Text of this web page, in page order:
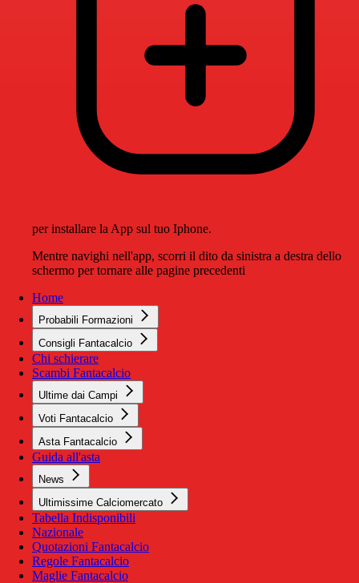
per installare la App sul tuo Iphone.
Mentre navighi nell'app, scorri il dito da sinistra a destra dello
schermo per tornare alle pagine precedenti
Home
Probabili Formazioni
Consigli Fantacalcio
Chi schierare
Scambi Fantacalcio
Ultime dai Campi
Voti Fantacalcio
Asta Fantacalcio
Guida all'asta
News
Ultimissime Calciomercato
Tabella Indisponibili
Nazionale
Quotazioni Fantacalcio
Regole Fantacalcio
Maglie Fantacalcio